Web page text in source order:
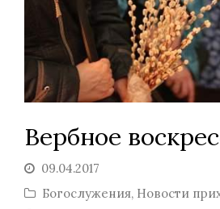
Вербное
09.04.2017
Богослужения, Новости